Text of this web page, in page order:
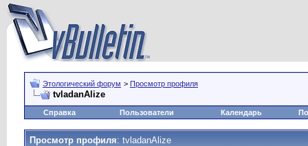
Этологический форум > Просмотр профиля
tvladanAlize
Справка Пользователи Календарь
Просмотр профиля: tvladanAlize